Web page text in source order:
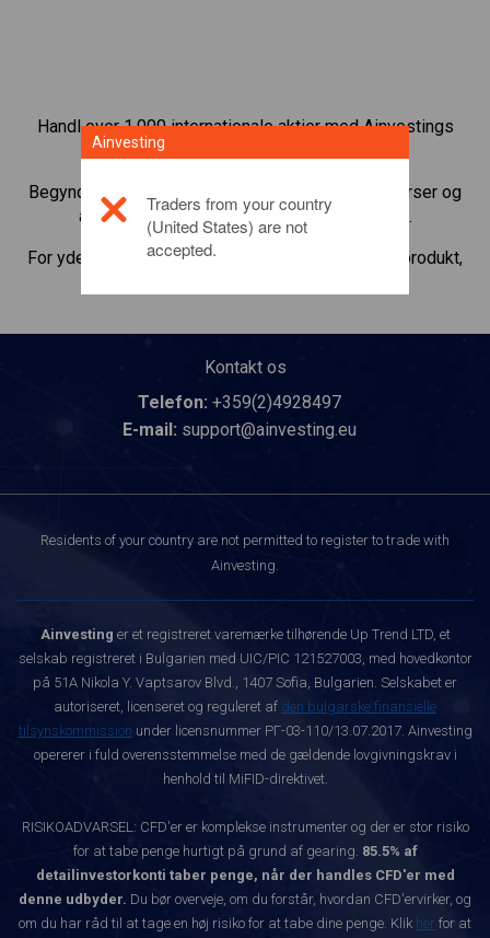
Handl over 1.000 internationale aktier med Ainvestings
CFD-handelsplatform.
Begynd at handle CFD’er med
. Få realtidskurser og
aktieudbytte, som hvis du selv ejede aktien.
For yderligere oplysninger om dette investeringsprodukt,
Kontakt os
Telefon: +359(2)4928497
E-mail: support@ainvesting.eu
Residents of your country are not permitted to register to trade with
Ainvesting.
Ainvesting er et registreret varemærke tilhørende Up Trend LTD, et
selskab registreret i Bulgarien med UIC/PIC 121527003, med hovedkontor
på 51A Nikola Y. Vaptsarov Blvd., 1407 Sofia, Bulgarien. Selskabet er
autoriseret, licenseret og reguleret af den bulgarske finansielle
tilsynskommission under licensnummer РГ-03-110/13.07.2017. Ainvesting
opererer i fuld overensstemmelse med de gældende lovgivningskrav i
henhold til MiFID-direktivet.
RISIKOADVARSEL: CFD'er er komplekse instrumenter og der er stor risiko
for at tabe penge hurtigt på grund af gearing. 85.5% af
detailinvestorkonti taber penge, når der handles CFD'er med
denne udbyder. Du bør overveje, om du forstår, hvordan CFD'ervirker, og
om du har råd til at tage en høj risiko for at tabe dine penge. Klik her for at
Ainvesting
Traders from your country
(United States) are not
accepted.